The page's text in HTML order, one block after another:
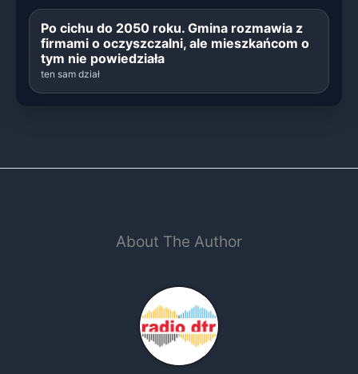
Po cichu do 2050 roku. Gmina rozmawia z
firmami o oczyszczalni, ale mieszkańcom o
tym nie powiedziała
ten sam dział
About The Author